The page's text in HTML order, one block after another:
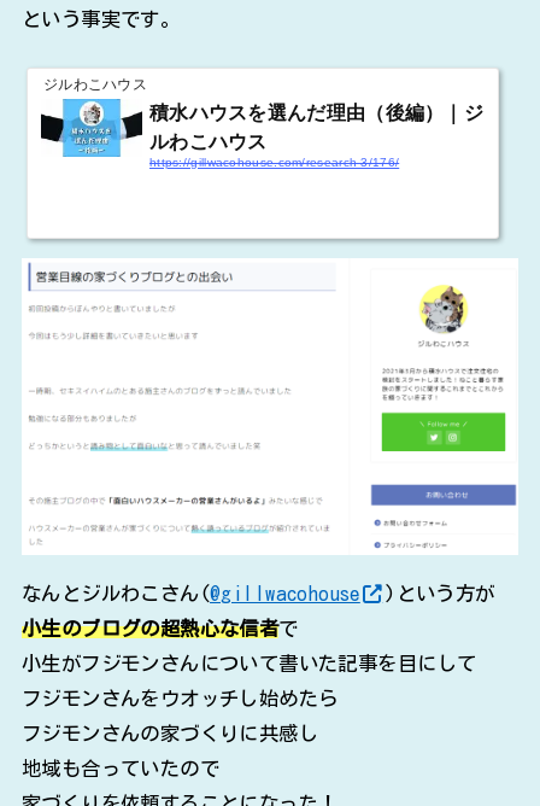
という事実です。
ジルわこハウス
積水ハウスを選んだ理由（後編）｜ジ
ルわこハウス
https://gillwacohouse.com/research-3/176/
なんとジルわこさん(@gillwacohouse
)という方が
小生のブログの超熱心な信者で
小生がフジモンさんについて書いた記事を目にして
フジモンさんをウオッチし始めたら
フジモンさんの家づくりに共感し
地域も合っていたので